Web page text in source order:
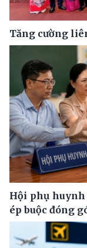
Tăng cường
Hội phụ huynh
ép buộc đóng